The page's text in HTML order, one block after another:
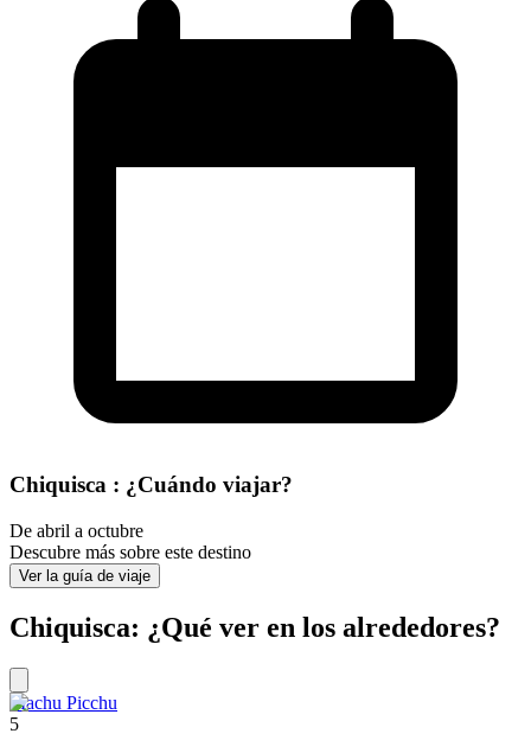
Chiquisca : ¿Cuándo viajar?
De abril a octubre
Descubre más sobre este destino
Ver la guía de viaje
Chiquisca: ¿Qué ver en los alrededores?
Machu Picchu
5